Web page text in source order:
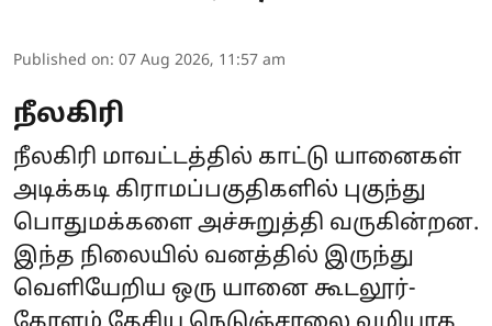
Published on: 07 Aug 2026, 11:57 am
நீலகிரி
நீலகிரி மாவட்டத்தில் காட்டு யானைகள்
அடிக்கடி கிராமப்பகுதிகளில் புகுந்து
பொதுமக்களை அச்சுறுத்தி வருகின்றன.
இந்த நிலையில் வனத்தில் இருந்து
வெளியேறிய ஒரு யானை கூடலூர்-